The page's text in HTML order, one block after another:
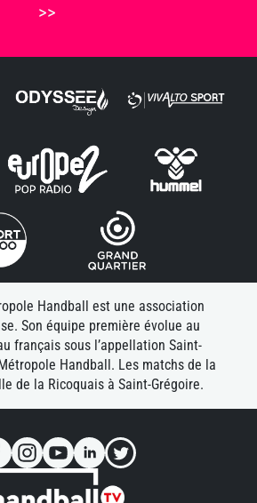
>>
Handball est une association
Son équipe première évolue au
français sous l’appellation Saint-
Handball. Les matchs de la
de la Ricoquais à Saint-Grégoire.